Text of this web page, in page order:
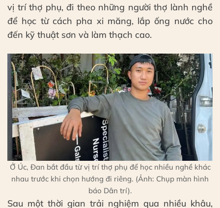
vị trí thợ phụ, đi theo những người thợ lành nghề
để học từ cách pha xi măng, lắp ống nước cho
đến kỹ thuật sơn và làm thạch cao.
Ở Úc, Đan bắt đầu từ vị trí thợ phụ để học nhiều nghề khác
nhau trước khi chọn hướng đi riêng. (Ảnh: Chụp màn hình
báo Dân trí).
Sau một thời gian trải nghiệm qua nhiều khâu,